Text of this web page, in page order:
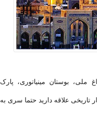
بوستان مینیاتوری، پارک
تاریخی علاقه دارید حتما سری به